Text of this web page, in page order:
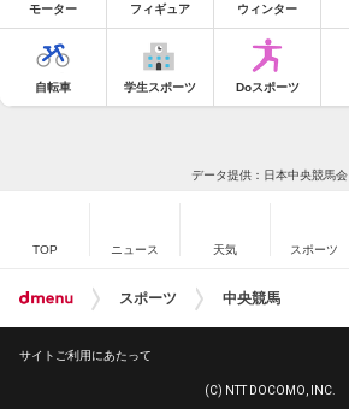
モーター フィギュア ウィンター
自転車 学生スポーツ Doスポーツ
データ提供：日本中央競馬会
TOP ニュース 天気 スポーツ
スポーツ 中央競馬
サイトご利用にあたって
(C) NTT DOCOMO, INC.